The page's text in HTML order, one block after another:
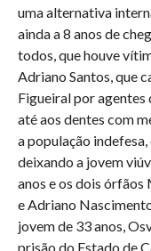
uma alternativa
ainda a 8 anos de
todos, que houve
Adriano Santos, que
Figueiral por agentes
até aos dentes com
a população
deixando a jovem
anos e os dois órfãos
e Adriano
jovem de 33 anos,
prisão do Estado de